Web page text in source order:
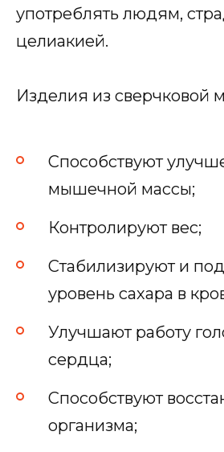
употреблять людям,
целиакией.
Изделия из сверчковой
Способствуют
мышечной массы;
Контролируют вес;
Стабилизируют и
уровень сахара в
Улучшают работу
сердца;
Способствуют
организма;